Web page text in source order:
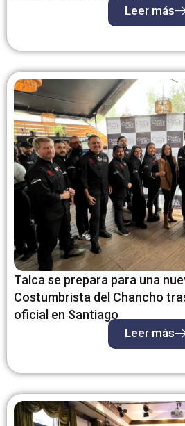
Leer más
Talca se prepara para una
Costumbrista del Chancho
oficial en Santiago
Leer más